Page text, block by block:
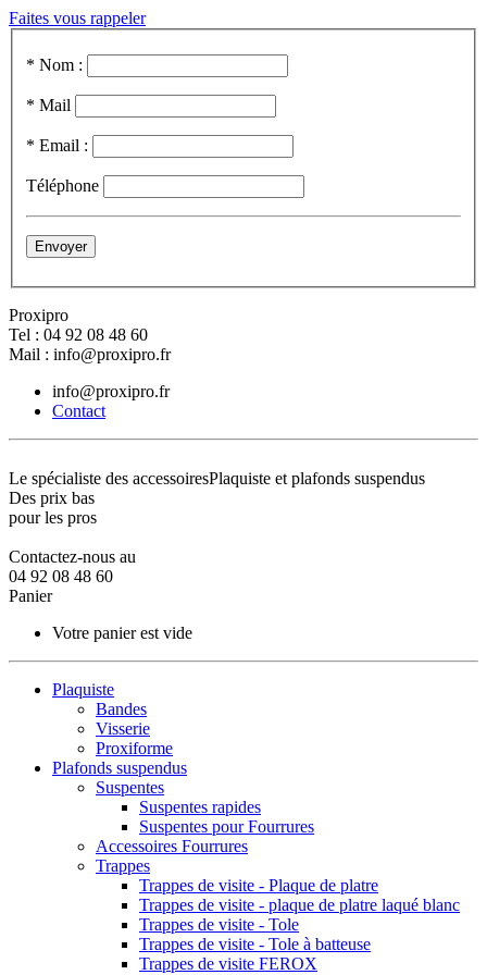
Faites vous rappeler
* Nom :
* Mail
* Email :
Téléphone
Proxipro
Tel : 04 92 08 48 60
Mail : info@proxipro.fr
info@proxipro.fr
Contact
Le spécialiste des accessoiresPlaquiste et plafonds suspendus
Des prix bas
pour les pros
Contactez-nous au
04 92 08 48 60
Panier
Votre panier est vide
Plaquiste
Bandes
Visserie
Proxiforme
Plafonds suspendus
Suspentes
Suspentes rapides
Suspentes pour Fourrures
Accessoires Fourrures
Trappes
Trappes de visite - Plaque de platre
Trappes de visite - plaque de platre laqué blanc
Trappes de visite - Tole
Trappes de visite - Tole à batteuse
Trappes de visite FEROX